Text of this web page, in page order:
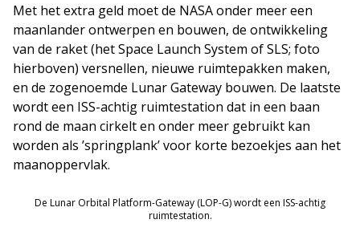
Met het extra geld moet de NASA onder meer een
maanlander ontwerpen en bouwen, de ontwikkeling
van de raket (het Space Launch System of SLS; foto
hierboven) versnellen, nieuwe ruimtepakken maken,
en de zogenoemde Lunar Gateway bouwen. De laatste
wordt een ISS-achtig ruimtestation dat in een baan
rond de maan cirkelt en onder meer gebruikt kan
worden als ’springplank’ voor korte bezoekjes aan het
maanoppervlak.
De Lunar Orbital Platform-Gateway (LOP-G) wordt een ISS-achtig
ruimtestation.